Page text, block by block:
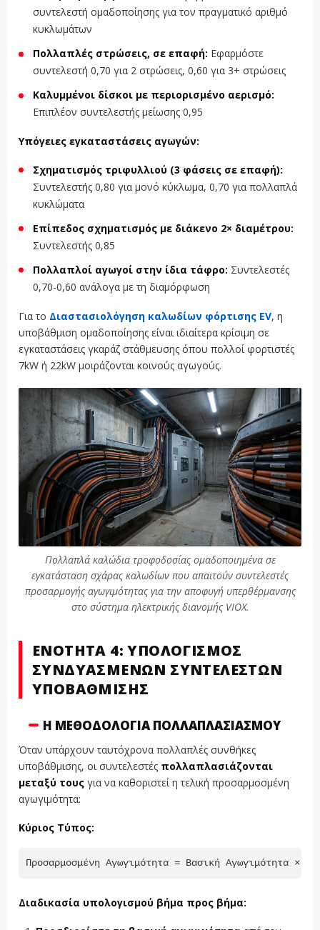
συντελεστή ομαδοποίησης για τον πραγματικό αριθμό
κυκλωμάτων
Πολλαπλές στρώσεις, σε επαφή: Εφαρμόστε
συντελεστή 0,70 για 2 στρώσεις, 0,60 για 3+ στρώσεις
Καλυμμένοι δίσκοι με περιορισμένο αερισμό:
Επιπλέον συντελεστής μείωσης 0,95
Υπόγειες εγκαταστάσεις αγωγών:
Σχηματισμός τριφυλλιού (3 φάσεις σε επαφή):
Συντελεστής 0,80 για μονό κύκλωμα, 0,70 για πολλαπλά
κυκλώματα
Επίπεδος σχηματισμός με διάκενο 2× διαμέτρου:
Συντελεστής 0,85
Πολλαπλοί αγωγοί στην ίδια τάφρο: Συντελεστές
0,70-0,60 ανάλογα με τη διαμόρφωση
Για το Διαστασιολόγηση καλωδίων φόρτισης EV, η
υποβάθμιση ομαδοποίησης είναι ιδιαίτερα κρίσιμη σε
εγκαταστάσεις γκαράζ στάθμευσης όπου πολλοί φορτιστές
7kW ή 22kW μοιράζονται κοινούς αγωγούς.
Πολλαπλά καλώδια τροφοδοσίας ομαδοποιημένα σε
εγκατάσταση σχάρας καλωδίων που απαιτούν συντελεστές
προσαρμογής αγωγιμότητας για την αποφυγή υπερθέρμανσης
στο σύστημα ηλεκτρικής διανομής VIOX.
ΕΝΌΤΗΤΑ 4: ΥΠΟΛΟΓΙΣΜΌΣ
ΣΥΝΔΥΑΣΜΈΝΩΝ ΣΥΝΤΕΛΕΣΤΏΝ
ΥΠΟΒΆΘΜΙΣΗΣ
Η ΜΕΘΟΔΟΛΟΓΊΑ ΠΟΛΛΑΠΛΑΣΙΑΣΜΟΎ
Όταν υπάρχουν ταυτόχρονα πολλαπλές συνθήκες
υποβάθμισης, οι συντελεστές πολλαπλασιάζονται
μεταξύ τους για να καθοριστεί η τελική προσαρμοσμένη
αγωγιμότητα:
Κύριος Τύπος:
Προσαρμοσμένη Αγωγιμότητα = Βασική Αγωγιμότητα ×
Διαδικασία υπολογισμού βήμα προς βήμα: